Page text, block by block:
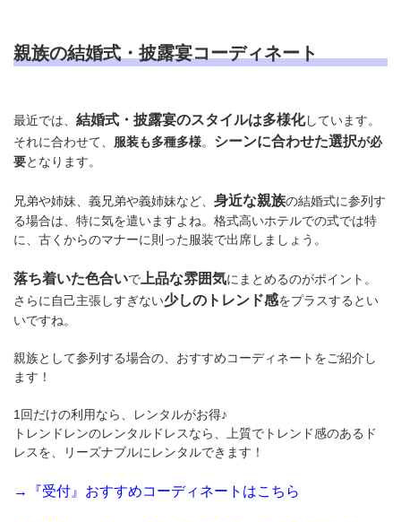
親族の結婚式・披露宴コーディネート
最近では、 結婚式・披露宴のスタイルは多様化しています。
それに合わせて、 服装も多種多様。 シーンに合わせた選択が必
要となります。
兄弟や姉妹、義兄弟や義姉妹など、 身近な親族の結婚式に参列す
る場合は、特に気を遣いますよね。格式高いホテルでの式では特
に、古くからのマナーに則った服装で出席しましょう。
落ち着いた色合いで 上品な雰囲気にまとめるのがポイント。
さらに自己主張しすぎない少しのトレンド感をプラスするとい
いですね。
親族として参列する場合の、おすすめコーディネートをご紹介し
ます！
1回だけの利用なら、レンタルがお得♪
トレンドレンのレンタルドレスなら、上質でトレンド感のあるド
レスを、リーズナブルにレンタルできます！
→『受付』おすすめコーディネートはこちら